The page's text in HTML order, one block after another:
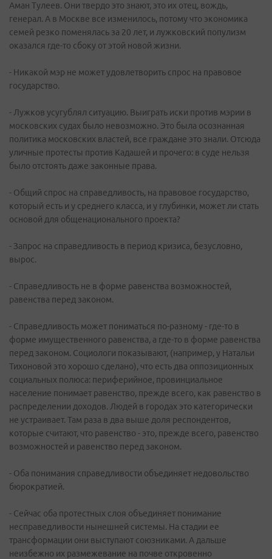
Аман Тулеев. Они твердо это знают, это их отец, вождь,
генерал. А в Москве все изменилось, потому что экономика
семей резко поменялась за 20 лет, и лужковский популизм
оказался где-то сбоку от этой новой жизни.
- Никакой мэр не может удовлетворить спрос на правовое
государство.
- Лужков усугублял ситуацию. Выиграть иски против мэрии в
московских судах было невозможно. Это была осознанная
политика московских властей, все граждане это знали. Отсюда
уличные протесты против Кадашей и прочего: в суде нельзя
было отстоять даже законные права.
- Общий спрос на справедливость, на правовое государство,
который есть и у среднего класса, и у глубинки, может ли стать
основой для общенационального проекта?
- Запрос на справедливость в период кризиса, безусловно,
вырос.
- Справедливость не в форме равенства возможностей,
равенства перед законом.
- Справедливость может пониматься по-разному - где-то в
форме имущественного равенства, а где-то в форме равенства
перед законом. Социологи показывают, (например, у Натальи
Тихоновой это хорошо сделано), что есть два оппозиционных
социальных полюса: периферийное, провинциальное
население понимает равенство, прежде всего, как равенство в
распределении доходов. Людей в городах это категорически
не устраивает. Там раза в два выше доля респондентов,
которые считают, что равенство - это, прежде всего, равенство
возможностей и равенство перед законом.
- Оба понимания справедливости объединяет недовольство
бюрократией.
- Сейчас оба протестных слоя объединяет понимание
несправедливости нынешней системы. На стадии ее
трансформации они выступают союзниками. А дальше
неизбежно их размежевание на почве откровенно